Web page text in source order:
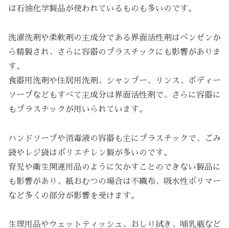
は石油化学製品が使われているものも多いのです。
洗濯洗剤や柔軟剤の主成分である界面活性剤はベンゼンか
ら精製され、さらに容器のプラスチックにも影響がありま
す。
食器用洗剤や住居用洗剤、シャンプー、リンス、ボディー
ソープなどもすべて主成分は界面活性剤で、さらに容器に
もプラスチックが用いられています。
ハンドソープや消毒液の容器も主にプラスチックで、ごみ
袋やレジ袋はポリエチレン製が多いのです。
育児や衛生関連用品のように欠かすことのできない製品に
も影響があり、紙おむつの場合は不織布、吸水性ポリマー
など多くの部分が影響を受けます。
生理用品やウェットティッシュ、おしり拭き、哺乳瓶など